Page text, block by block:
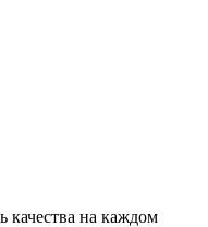
качества на каждом